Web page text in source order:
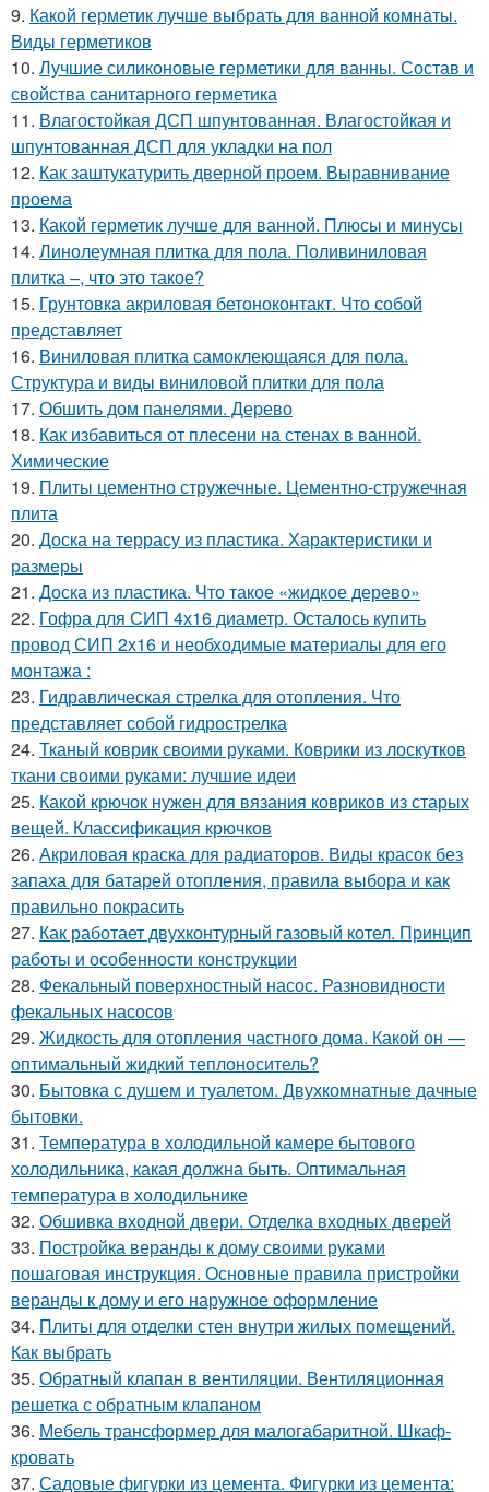
9. Какой герметик лучше выбрать для ванной комнаты.
Виды герметиков
10. Лучшие силиконовые герметики для ванны. Состав и
свойства санитарного герметика
11. Влагостойкая ДСП шпунтованная. Влагостойкая и
шпунтованная ДСП для укладки на пол
12. Как заштукатурить дверной проем. Выравнивание
проема
13. Какой герметик лучше для ванной. Плюсы и минусы
14. Линолеумная плитка для пола. Поливиниловая
плитка –, что это такое?
15. Грунтовка акриловая бетоноконтакт. Что собой
представляет
16. Виниловая плитка самоклеющаяся для пола.
Структура и виды виниловой плитки для пола
17. Обшить дом панелями. Дерево
18. Как избавиться от плесени на стенах в ванной.
Химические
19. Плиты цементно стружечные. Цементно-стружечная
плита
20. Доска на террасу из пластика. Характеристики и
размеры
21. Доска из пластика. Что такое «жидкое дерево»
22. Гофра для СИП 4х16 диаметр. Осталось купить
провод СИП 2х16 и необходимые материалы для его
монтажа :
23. Гидравлическая стрелка для отопления. Что
представляет собой гидрострелка
24. Тканый коврик своими руками. Коврики из лоскутков
ткани своими руками: лучшие идеи
25. Какой крючок нужен для вязания ковриков из старых
вещей. Классификация крючков
26. Акриловая краска для радиаторов. Виды красок без
запаха для батарей отопления, правила выбора и как
правильно покрасить
27. Как работает двухконтурный газовый котел. Принцип
работы и особенности конструкции
28. Фекальный поверхностный насос. Разновидности
фекальных насосов
29. Жидкость для отопления частного дома. Какой он —
оптимальный жидкий теплоноситель?
30. Бытовка с душем и туалетом. Двухкомнатные дачные
бытовки.
31. Температура в холодильной камере бытового
холодильника, какая должна быть. Оптимальная
температура в холодильнике
32. Обшивка входной двери. Отделка входных дверей
33. Постройка веранды к дому своими руками
пошаговая инструкция. Основные правила пристройки
веранды к дому и его наружное оформление
34. Плиты для отделки стен внутри жилых помещений.
Как выбрать
35. Обратный клапан в вентиляции. Вентиляционная
решетка с обратным клапаном
36. Мебель трансформер для малогабаритной. Шкаф-
кровать
37. Садовые фигурки из цемента. Фигурки из цемента: